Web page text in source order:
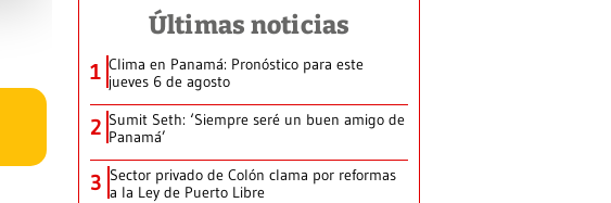
Últimas noticias
1 Clima en Panamá: Pronóstico para este
jueves 6 de agosto
2 Sumit Seth: ‘Siempre seré un buen amigo de
Panamá’
3 Sector privado de Colón clama por reformas
a la Ley de Puerto Libre